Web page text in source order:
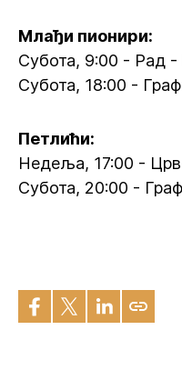
Млађи пионири:
Субота, 9:00 - Рад -
Субота, 18:00 -
Петлићи:
Недеља, 17:00 -
Субота, 20:00 -